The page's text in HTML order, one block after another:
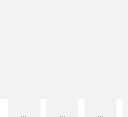
... ... ...